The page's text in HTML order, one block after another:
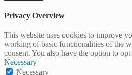
Privacy Overview
This website uses cookies to improve
working of basic functionalities of the
consent. You also have the option to
Necessary
Necessary